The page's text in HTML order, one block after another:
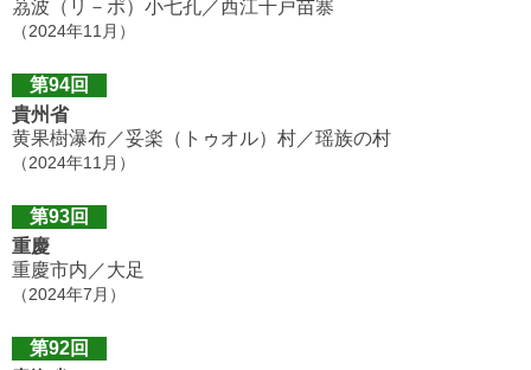
茘波（リ－ポ）小七孔／西江千戸苗寨
（2024年11月）
第94回
貴州省
黄果樹瀑布／妥楽（トゥオル）村／瑶族の村
（2024年11月）
第93回
重慶
重慶市内／大足
（2024年7月）
第92回